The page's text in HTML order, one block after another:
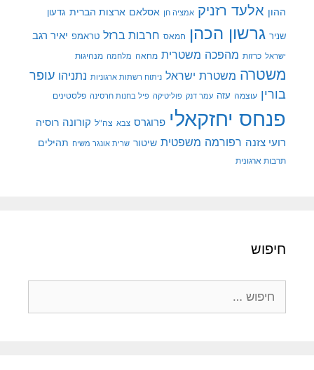
ההון אלעד רזניק אמציה חן אסלאם ארצות הברית גדעון
שניר גרשון הכהן חמאס חרבות ברזל טראמפ יאיר רגב
ישראל כרזות מהפכה משטרית מחאה מלחמה מנהיגות
משטרה משטרת ישראל ניתוח רשתות ארגוניות נתניהו עופר
בורין עוצמה עזה עמר דנק פוליטיקה פיל בחנות חרסינה פלסטינים
פנחס יחזקאלי פרוגרס צבא צה"ל קורונה רוסיה
רועי צזנה רפורמה משפטית שיטור שרית אונגר משיח תהילים
תרבות ארגונית
חיפוש